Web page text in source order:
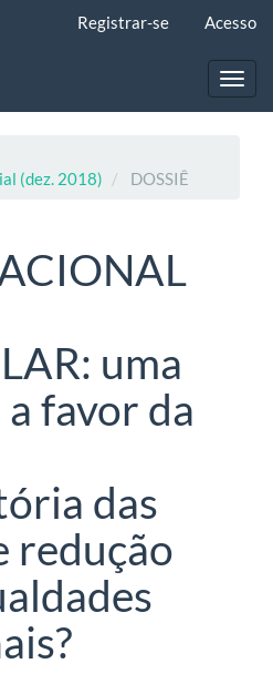
Registrar-se Acesso
(dez. 2018)
DOSSIÊ
uma
favor da
das
redução